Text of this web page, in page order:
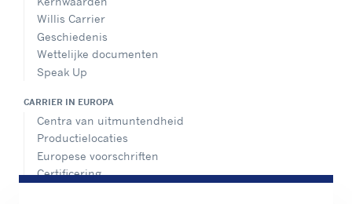
Willis Carrier
Geschiedenis
Wettelijke documenten
Speak Up
CARRIER IN EUROPA
Centra van uitmuntendheid
Productielocaties
Europese voorschriften
Certificering